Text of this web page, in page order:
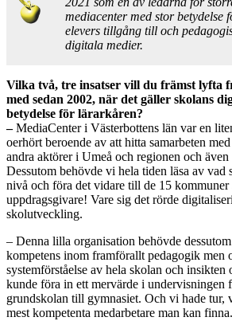
mediacenter med stor betydelse
elevers tillgång till och
digitala medier.
Vilka två, tre insatser vill du främst lyfta
med sedan 2002, när det gäller skolans
betydelse för lärarkåren?
–MediaCenter i Västerbottens län var en
oerhört beroende av att hitta samarbeten
andra aktörer i Umeå och regionen och även
Dessutom behövde vi hela tiden läsa av vad
nivå och föra det vidare till de 15 kommuner
uppdragsgivare! Vare sig det rörde
skolutveckling.
– Denna lilla organisation behövde
kompetens inom framförallt pedagogik men
systemförståelse av hela skolan och
kunde föra in ett mervärde i undervisningen
grundskolan till gymnasiet. Och vi hade tur,
mest kompetenta medarbetare man kan